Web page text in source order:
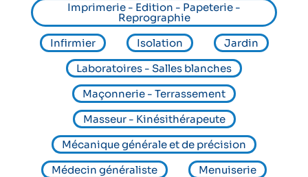
Imprimerie - Edition - Papeterie -
Reprographie
Infirmier
Isolation
Jardin
Laboratoires - Salles blanches
Maçonnerie - Terrassement
Masseur - Kinésithérapeute
Mécanique générale et de précision
Médecin généraliste
Menuiserie